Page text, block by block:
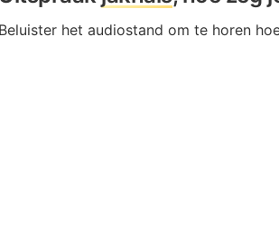
Beluister het audiostand om te horen